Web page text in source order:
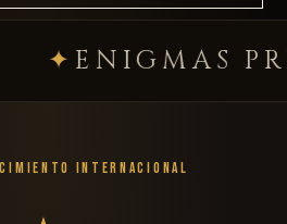
PREMIUM
INTERNACIONAL